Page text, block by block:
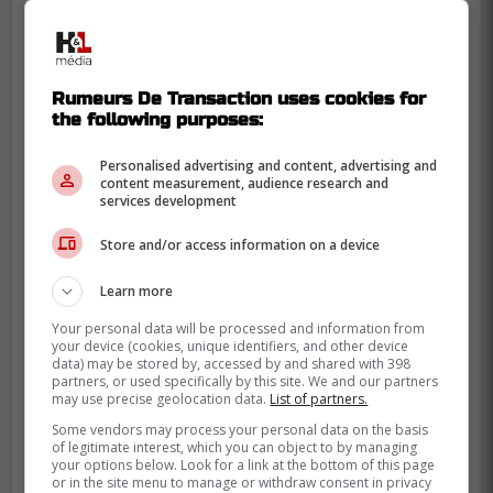
l'encan.
Il sera intéressant de suivre si Hughes
Rumeurs De Transaction uses cookies for
the following purposes:
Personalised advertising and content, advertising and
content measurement, audience research and
services development
Store and/or access information on a device
Learn more
Your personal data will be processed and information from
your device (cookies, unique identifiers, and other device
data) may be stored by, accessed by and shared with 398
partners, or used specifically by this site. We and our partners
may use precise geolocation data. List of partners.
Some vendors may process your personal data on the basis
of legitimate interest, which you can object to by managing
your options below. Look for a link at the bottom of this page
or in the site menu to manage or withdraw consent in privacy